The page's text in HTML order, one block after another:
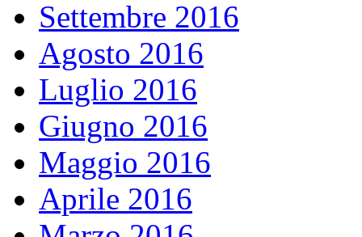
Settembre 2016
Agosto 2016
Luglio 2016
Giugno 2016
Maggio 2016
Aprile 2016